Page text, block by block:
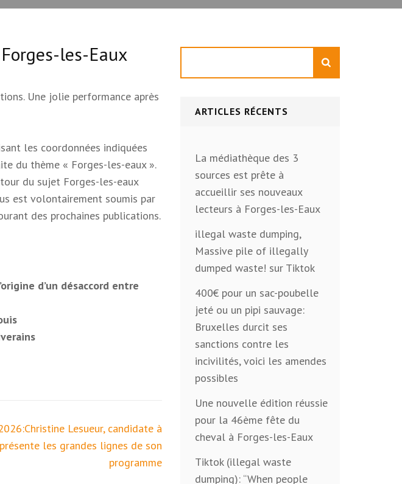
les-Eaux
Une jolie performance après
les coordonnées indiquées
du thème « Forges-les-eaux ».
du sujet Forges-les-eaux
est volontairement soumis par
des prochaines publications.
d’un désaccord entre
Lesueur, candidate à
les grandes lignes de son
programme
ARTICLES RÉCENTS
La médiathèque des 3
sources est prête à
accueillir ses nouveaux
lecteurs à Forges-les-Eaux
illegal waste dumping,
Massive pile of illegally
dumped waste! sur Tiktok
400€ pour un sac-poubelle
jeté ou un pipi sauvage:
Bruxelles durcit ses
sanctions contre les
incivilités, voici les amendes
possibles
Une nouvelle édition réussie
pour la 46ème fête du
cheval à Forges-les-Eaux
Tiktok (illegal waste
dumping): “When people